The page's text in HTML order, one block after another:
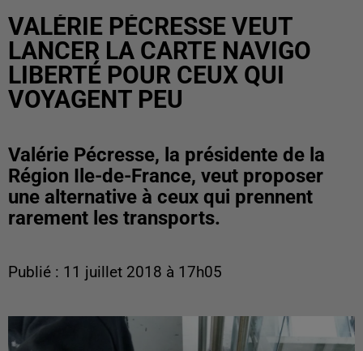
VALÉRIE PÉCRESSE VEUT
LANCER LA CARTE NAVIGO
LIBERTÉ POUR CEUX QUI
VOYAGENT PEU
Valérie Pécresse, la présidente de la
Région Ile-de-France, veut proposer
une alternative à ceux qui prennent
rarement les transports.
Publié : 11 juillet 2018 à 17h05